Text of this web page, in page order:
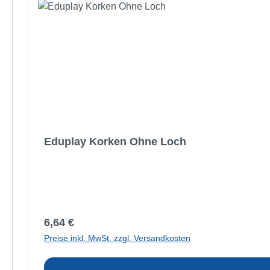
Eduplay Korken Ohne Loch
Regulärer Preis:
6,64 €
Preise inkl. MwSt. zzgl. Versandkosten